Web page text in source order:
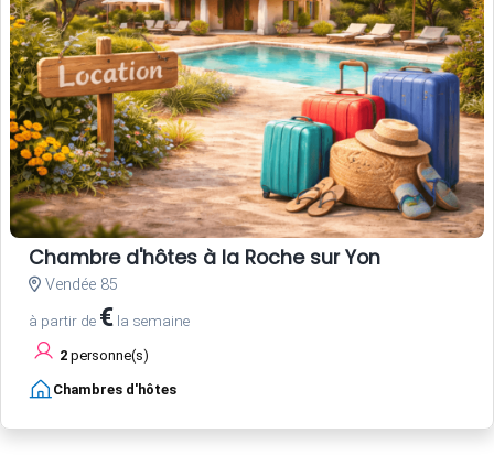
Chambre d'hôtes à la Roche sur Yon
Vendée 85
à partir de € la semaine
2 personne(s)
Chambres d'hôtes